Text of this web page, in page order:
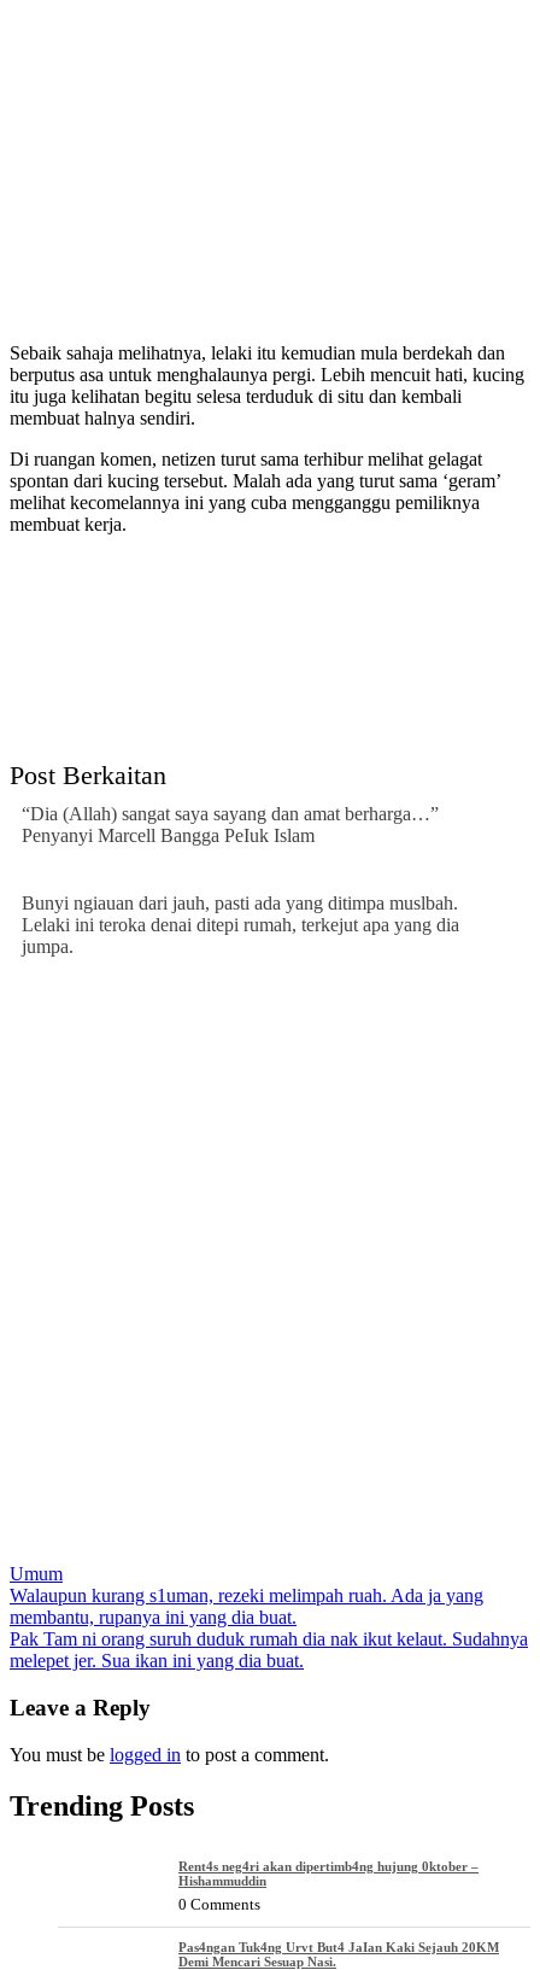
Sebaik sahaja melihatnya, lelaki itu kemudian mula berdekah dan
berputus asa untuk menghalaunya pergi. Lebih mencuit hati, kucing
itu juga kelihatan begitu selesa terduduk di situ dan kembali
membuat halnya sendiri.
Di ruangan komen, netizen turut sama terhibur melihat gelagat
spontan dari kucing tersebut. Malah ada yang turut sama ‘geram’
melihat kecomelannya ini yang cuba mengganggu pemiliknya
membuat kerja.
Post Berkaitan
“Dia (Allah) sangat saya sayang dan amat berharga…”
Penyanyi Marcell Bangga PeIuk Islam
Bunyi ngiauan dari jauh, pasti ada yang ditimpa muslbah.
Lelaki ini teroka denai ditepi rumah, terkejut apa yang dia
jumpa.
Umum
Post
navigation
Walaupun kurang s1uman, rezeki melimpah ruah. Ada ja yang
membantu, rupanya ini yang dia buat.
Pak Tam ni orang suruh duduk rumah dia nak ikut kelaut. Sudahnya
melepet jer. Sua ikan ini yang dia buat.
Leave a Reply
You must be logged in to post a comment.
Trending Posts
Rent4s neg4ri akan dipertimb4ng hujung 0ktober –
Hishammuddin
0 Comments
Pas4ngan Tuk4ng Urvt But4 JaIan Kaki Sejauh 20KM
Demi Mencari Sesuap Nasi.